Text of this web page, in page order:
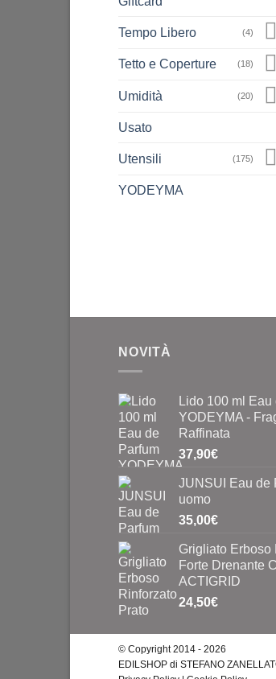
Tempo Libero (4)
Tetto e Coperture (18)
Umidità (20)
Usato
Utensili (175)
YODEYMA
NOVITÀ
Lido 100 ml Eau
YODEYMA -
Raffinata
37,90€
JUNSUI Eau de
uomo
35,00€
Grigliato Erboso
Forte Drenante
ACTIGRID
24,50€
© Copyright 2014 - 2026
EDILSHOP di STEFANO